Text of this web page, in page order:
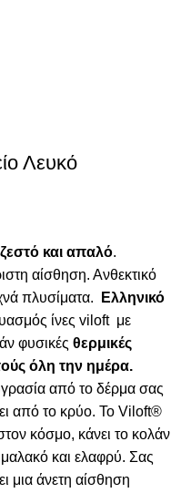
Λευκό
και απαλό.
αίσθηση. Ανθεκτικό
πλυσίματα.
Ελληνικό
ίνες viloft με
φυσικές θερμικές
όλη την ημέρα.
από το δέρμα σας
από το κρύο. Το Viloft®
κόσμο, κάνει το κολάν
μαλακό και ελαφρύ. Σας
μια άνετη αίσθηση